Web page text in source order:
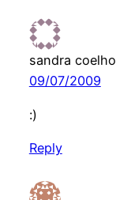
sandra coelho
09/07/2009
:)
Reply